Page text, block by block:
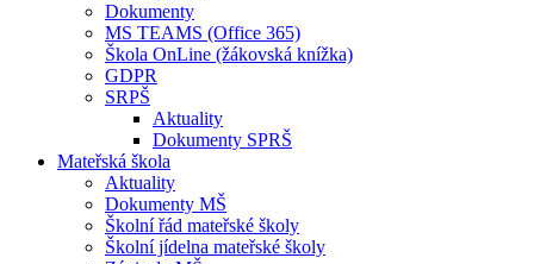
Dokumenty
MS TEAMS (Office 365)
Škola OnLine (žákovská knížka)
GDPR
SRPŠ
Aktuality
Dokumenty SPRŠ
Mateřská škola
Aktuality
Dokumenty MŠ
Školní řád mateřské školy
Školní jídelna mateřské školy